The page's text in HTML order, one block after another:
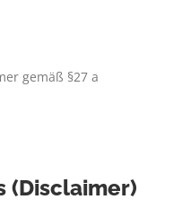
gemäß §27 a
(Disclaimer)